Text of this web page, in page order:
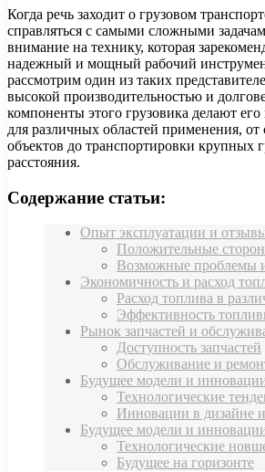
Когда речь заходит о грузовом
справляться с самыми сложными
внимание на технику, которая
надежный и мощный рабочий
рассмотрим один из таких
высокой производительностью и
компоненты этого грузовика делают
для различных областей применения, от
объектов до транспортировки крупных
расстояния.
Содержание статьи:
Опыт эксплуатации и
Положительные
Возможные проблемы
Экономичность и расход
Расход топлива в
Эффективность
Рынок запчастей и
Доступность запчастей
Обслуживание и
Будущее модели и
Технологические
Инновации в дизайне
Будущее модели и
Технологические
Будущее на горизонте